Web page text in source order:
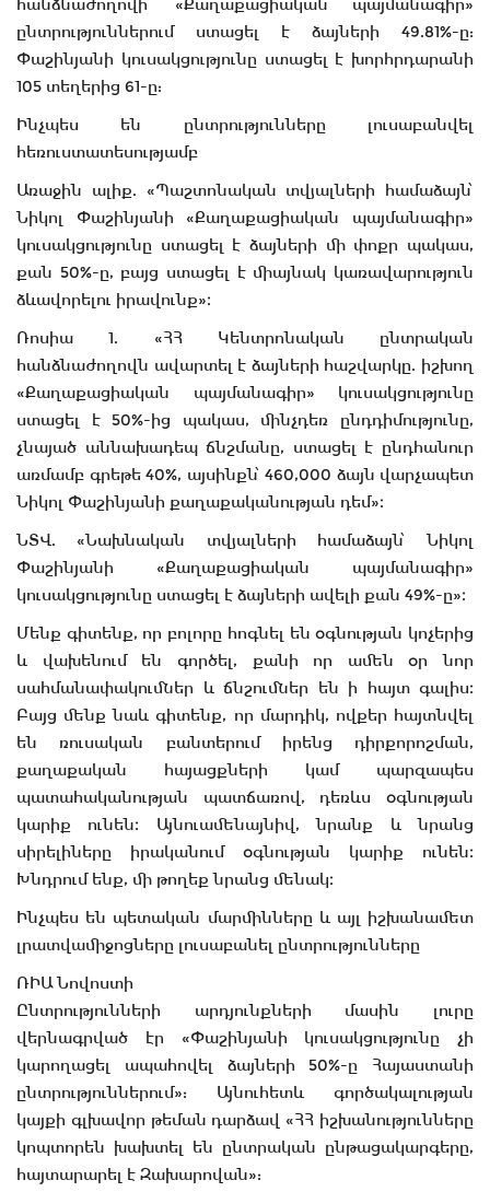
հանձնաժողովի՝ «Քաղաքացիական պայմանագիր»
ընտրություններում ստացել է ձայների 49.81%-ը:
Փաշինյանի կուսակցությունը ստացել է խորհրդարանի
105 տեղերից 61-ը:
Ինչպես են ընտրությունները լուսաբանվել
հեռուստատեսությամբ
Առաջին ալիք. «Պաշտոնական տվյալների համաձայն՝
Նիկոլ Փաշինյանի «Քաղաքացիական պայմանագիր»
կուսակցությունը ստացել է ձայների մի փոքր պակաս,
քան 50%-ը, բայց ստացել է միայնակ կառավարություն
ձևավորելու իրավունք»։
Ռոսիա 1. «ՀՀ Կենտրոնական ընտրական
հանձնաժողովն ավարտել է ձայների հաշվարկը. իշխող
«Քաղաքացիական պայմանագիր» կուսակցությունը
ստացել է 50%-ից պակաս, մինչդեռ ընդդիմությունը,
չնայած աննախադեպ ճնշմանը, ստացել է ընդհանուր
առմամբ գրեթե 40%, այսինքն՝ 460,000 ձայն վարչապետ
Նիկոլ Փաշինյանի քաղաքականության դեմ»։
ՆՏՎ. «Նախնական տվյալների համաձայն՝ Նիկոլ
Փաշինյանի «Քաղաքացիական պայմանագիր»
կուսակցությունը ստացել է ձայների ավելի քան 49%-ը»։
Մենք գիտենք, որ բոլորը հոգնել են օգնության կոչերից
և վախենում են գործել, քանի որ ամեն օր նոր
սահմանափակումներ և ճնշումներ են ի հայտ գալիս։
Բայց մենք նաև գիտենք, որ մարդիկ, ովքեր հայտնվել
են ռուսական բանտերում իրենց դիրքորոշման,
քաղաքական հայացքների կամ պարզապես
պատահականության պատճառով, դեռևս օգնության
կարիք ունեն։ Այնուամենայնիվ, նրանք և նրանց
սիրելիները իրականում օգնության կարիք ունեն։
Խնդրում ենք, մի թողեք նրանց մենակ։
Ինչպես են պետական մարմինները և այլ իշխանամետ
լրատվամիջոցները լուսաբանել ընտրությունները
ՌԻԱ Նովոստի
Ընտրությունների արդյունքների մասին լուրը
վերնագրված էր «Փաշինյանի կուսակցությունը չի
կարողացել ապահովել ձայների 50%-ը Հայաստանի
ընտրություններում»: Այնուհետև գործակալության
կայքի գլխավոր թեման դարձավ «ՀՀ իշխանությունները
կոպտորեն խախտել են ընտրական ընթացակարգերը,
հայտարարել է Զախարովան»: